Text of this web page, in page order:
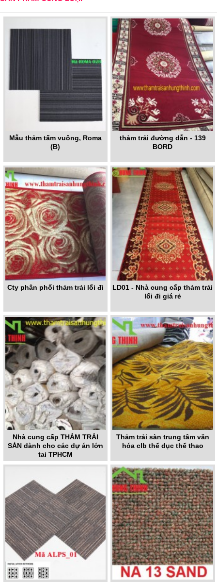
Mẫu thảm tấm vuông, Roma
(B)
thảm trải đường dẫn - 139
BORD
Cty phân phối thảm trải lối đi
LD01 - Nhà cung cấp thảm trải
lối đi giá rẻ
Nhà cung cấp THẢM TRẢI
SÀN dành cho các dự án lớn
tại TPHCM
Thảm trải sàn trung tâm văn
hóa clb thể dục thể thao